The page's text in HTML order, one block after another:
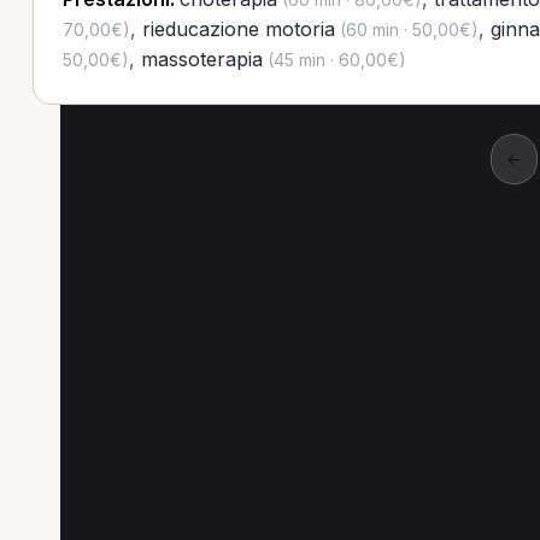
70,00€), rieducazione motoria(60 min · 50,00€),
50,00€), massoterapia(45 min · 60,00€)
←